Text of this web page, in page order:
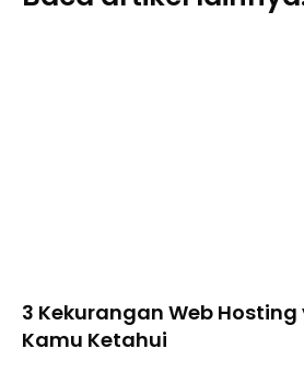
3 Kekurangan Web Hosting
Kamu Ketahui